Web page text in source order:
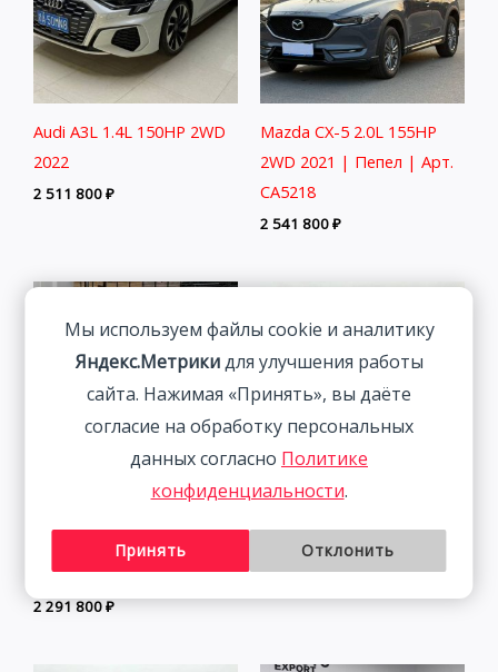
Audi A3L 1.4L 150HP 2WD
2022
2 511 800₽
Mazda CX-5 2.0L 155HP
2WD 2021 | Пепел | Арт.
CA5218
2 541 800₽
2022 | Белый | Арт.
CA4282
2 291 800₽
2.0L 155HP 2WD 2022
2 464 800₽
Мы используем файлы cookie и аналитику
Яндекс.Метрикидля улучшения работы
сайта. Нажимая «Принять», вы даёте
согласие на обработку персональных
данных согласно Политике
конфиденциальности.
Принять Отклонить